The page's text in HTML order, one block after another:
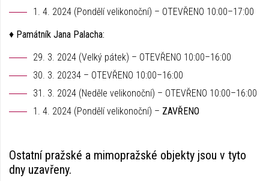
1. 4. 2024 (Pondělí velikonoční) – OTEVŘENO 10:00–17:00
♦ Památník Jana Palacha:
29. 3. 2024 (Velký pátek) – OTEVŘENO 10:00–16:00
30. 3. 20234 – OTEVŘENO 10:00–16:00
31. 3. 2024 (Neděle velikonoční) – OTEVŘENO 10:00–16:00
1. 4. 2024 (Pondělí velikonoční) – ZAVŘENO
Ostatní pražské a mimopražské objekty jsou v tyto
dny uzavřeny.